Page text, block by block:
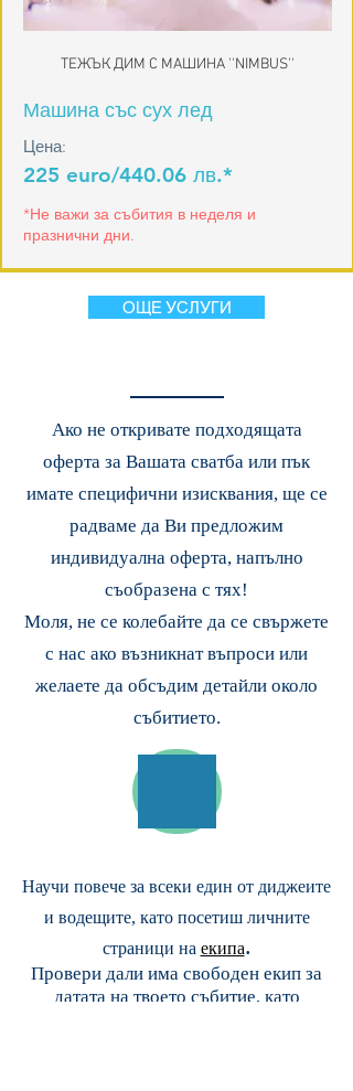
ТЕЖЪК ДИМ С МАШИНА ''NIMBUS''
Машина със сух лед
Цена:
225 euro/440.06 лв.*
*Не важи за събития в неделя и
празнични дни.
ОЩЕ УСЛУГИ
Ако не откривате подходящата
оферта за Вашата сватба или пък
имате специфични изисквания, ще се
радваме да Ви предложим
индивидуална оферта, напълно
съобразена с тях!
Моля, не се колебайте да се свържете
с нас ако възникнат въпроси или
желаете да обсъдим детайли около
събитието.
Научи повече за всеки един от диджеите
и водещите, като посетиш личните
страници на екипа.
Провери дали има свободен екип за
датата на твоето събитие, като